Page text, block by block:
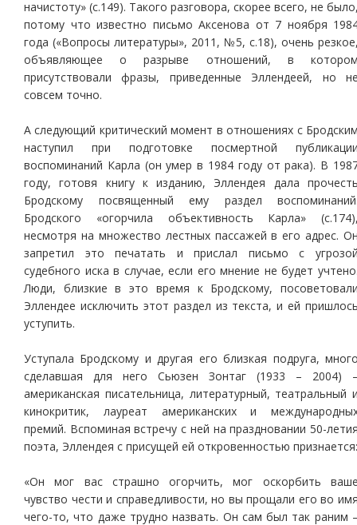
начистоту» (с.149). Такого разговора, скорее всего, не
потому что известно письмо Аксенова от 7 ноября
года («Вопросы литературы», 2011, №5, с.18), очень
объявляющее о разрыве отношений, в
присутствовали фразы, приведенные Эллендеей, но
совсем точно.
А следующий критический момент в отношениях с
наступил при подготовке посмертной
воспоминаний Карла (он умер в 1984 году от рака). В
году, готовя книгу к изданию, Эллендея дала
Бродскому посвященный ему раздел
Бродского «огорчила объективность Карла»
несмотря на множество лестных пассажей в его адрес.
запретил это печатать и прислал письмо с
судебного иска в случае, если его мнение не будет
Люди, близкие в это время к Бродскому,
Эллендее исключить этот раздел из текста, и ей
уступить.
Уступала Бродскому и другая его близкая подруга,
сделавшая для него Сьюзен Зонтаг (1933 – 2004)
американская писательница, литературный, театральный
кинокритик, лауреат американских и
премий. Вспоминая встречу с ней на праздновании 50-
поэта, Эллендея с присущей ей откровенностью признается:
«Он мог вас страшно огорчить, мог оскорбить
чувство чести и справедливости, но вы прощали его во
чего-то, что даже трудно назвать. Он сам был так раним